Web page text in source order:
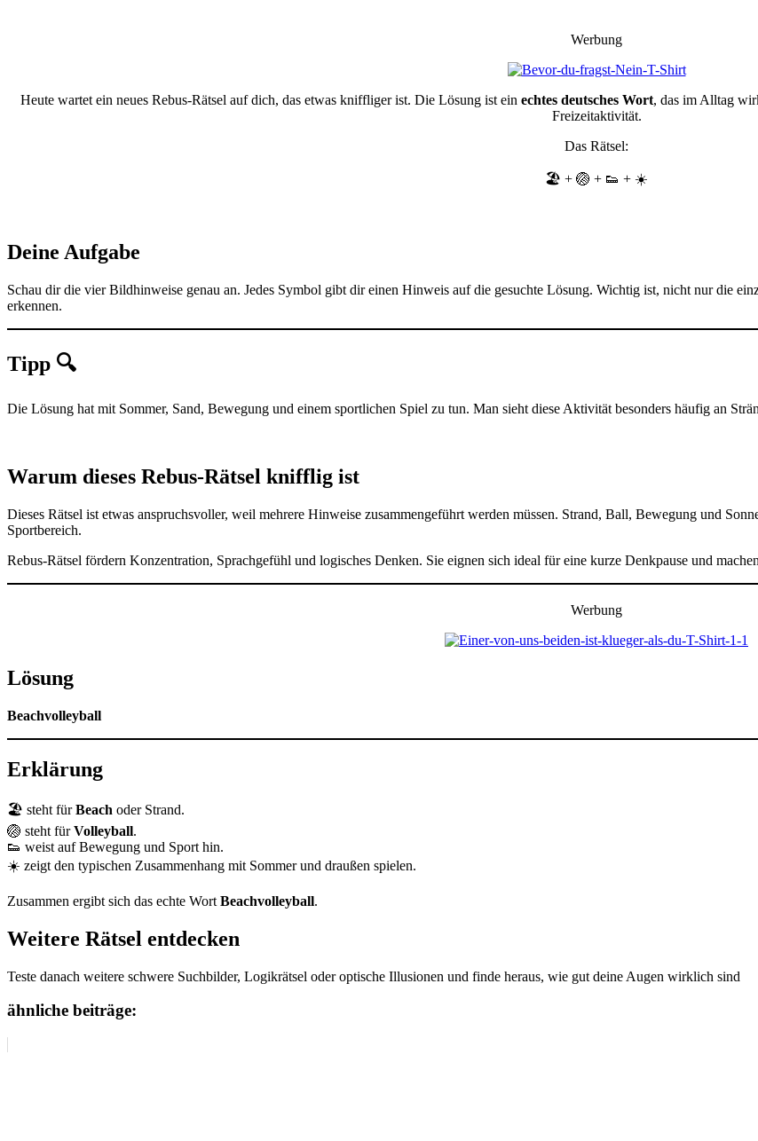
Werbung
Heute wartet ein neues Rebus-Rätsel auf dich, das etwas kniffliger ist. Die Lösung ist ein echtes deutsches Wort, das im Alltag
Freizeitaktivität.
Das Rätsel:
🏖️ + 🏐 + 👟 + ☀️
Deine Aufgabe
Schau dir die vier Bildhinweise genau an. Jedes Symbol gibt dir einen Hinweis auf die gesuchte Lösung. Wichtig ist, nicht nur die
erkennen.
Tipp 🔍
Die Lösung hat mit Sommer, Sand, Bewegung und einem sportlichen Spiel zu tun. Man sieht diese Aktivität besonders häufig an
Warum dieses Rebus-Rätsel knifflig ist
Dieses Rätsel ist etwas anspruchsvoller, weil mehrere Hinweise zusammengeführt werden müssen. Strand, Ball, Bewegung und
Sportbereich.
Rebus-Rätsel fördern Konzentration, Sprachgefühl und logisches Denken. Sie eignen sich ideal für eine kurze Denkpause und
Werbung
Lösung
Beachvolleyball
Erklärung
🏖️ steht fürBeach oder Strand.
🏐 steht fürVolleyball.
👟 weist auf Bewegung und Sport hin.
☀️ zeigt den typischen Zusammenhang mit Sommer und draußen spielen.
Zusammen ergibt sich das echte Wort Beachvolleyball.
Weitere Rätsel entdecken
Teste danach weitere schwere Suchbilder, Logikrätsel oder optische Illusionen und finde heraus, wie gut deine Augen wirklich sind
ähnliche beiträge: